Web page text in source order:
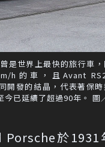
是世界上最快的旅行車
h的車，且Avant
開發的結晶，代表著保
今已延續了超過90年。
於1931